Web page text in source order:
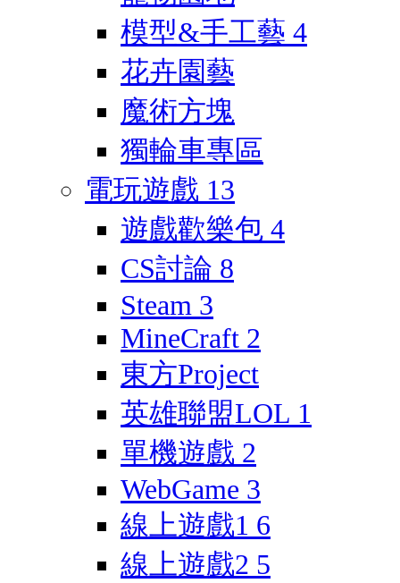
模型&手工藝 4
花卉園藝
魔術方塊
獨輪車專區
電玩遊戲 13
遊戲歡樂包 4
CS討論 8
Steam 3
MineCraft 2
東方Project
英雄聯盟LOL 1
單機遊戲 2
WebGame 3
線上遊戲1 6
線上遊戲2 5